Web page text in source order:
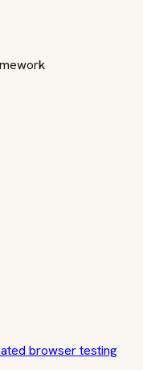
browser testing